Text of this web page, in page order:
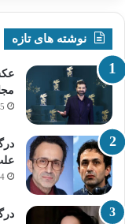
نوشته های تازه
15
14